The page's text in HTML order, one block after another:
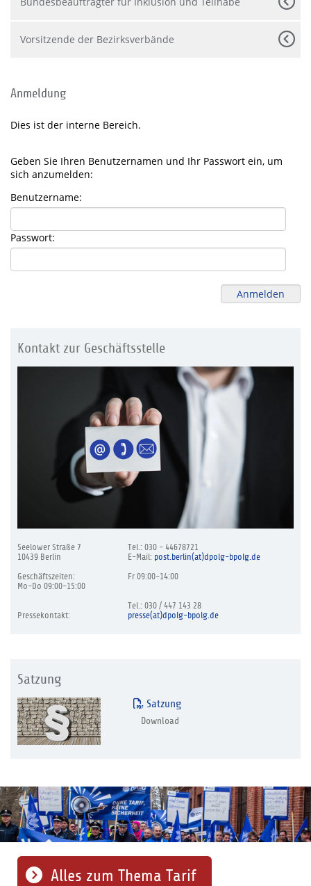
Vorsitzende der Bezirksverbände
Anmeldung
Dies ist der interne Bereich.
Geben Sie Ihren Benutzernamen und Ihr Passwort ein, um
sich anzumelden:
Benutzername:
Passwort:
Kontakt zur Geschäftsstelle
Seelower Straße 7
10439 Berlin
Geschäftszeiten:
Mo-Do 09:00-15:00
Pressekontakt:
Tel.: 030 - 44678721
E-Mail: post.berlin(at)dpolg-bpolg.de
Fr 09:00-14:00
Tel.: 030 / 447 143 28
presse(at)dpolg-bpolg.de
Satzung
Satzung
Download
Alles zum Thema Tarif